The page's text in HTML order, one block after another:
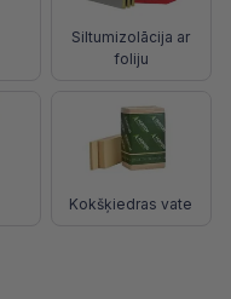
Siltumizolācija ar
foliju
Kokšķiedras vate